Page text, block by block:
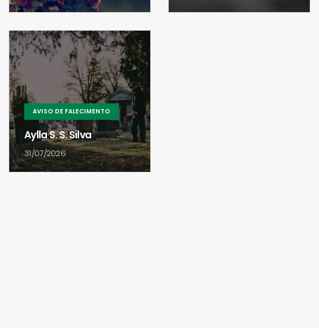
AVISO DE FALECIMENTO
Aylla S. S. Silva
31/07/2026